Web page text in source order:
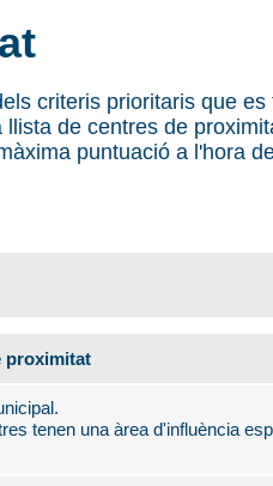
criteris prioritaris que
de centres de
puntuació a l'hora
proximitat
tenen una àrea d'influència